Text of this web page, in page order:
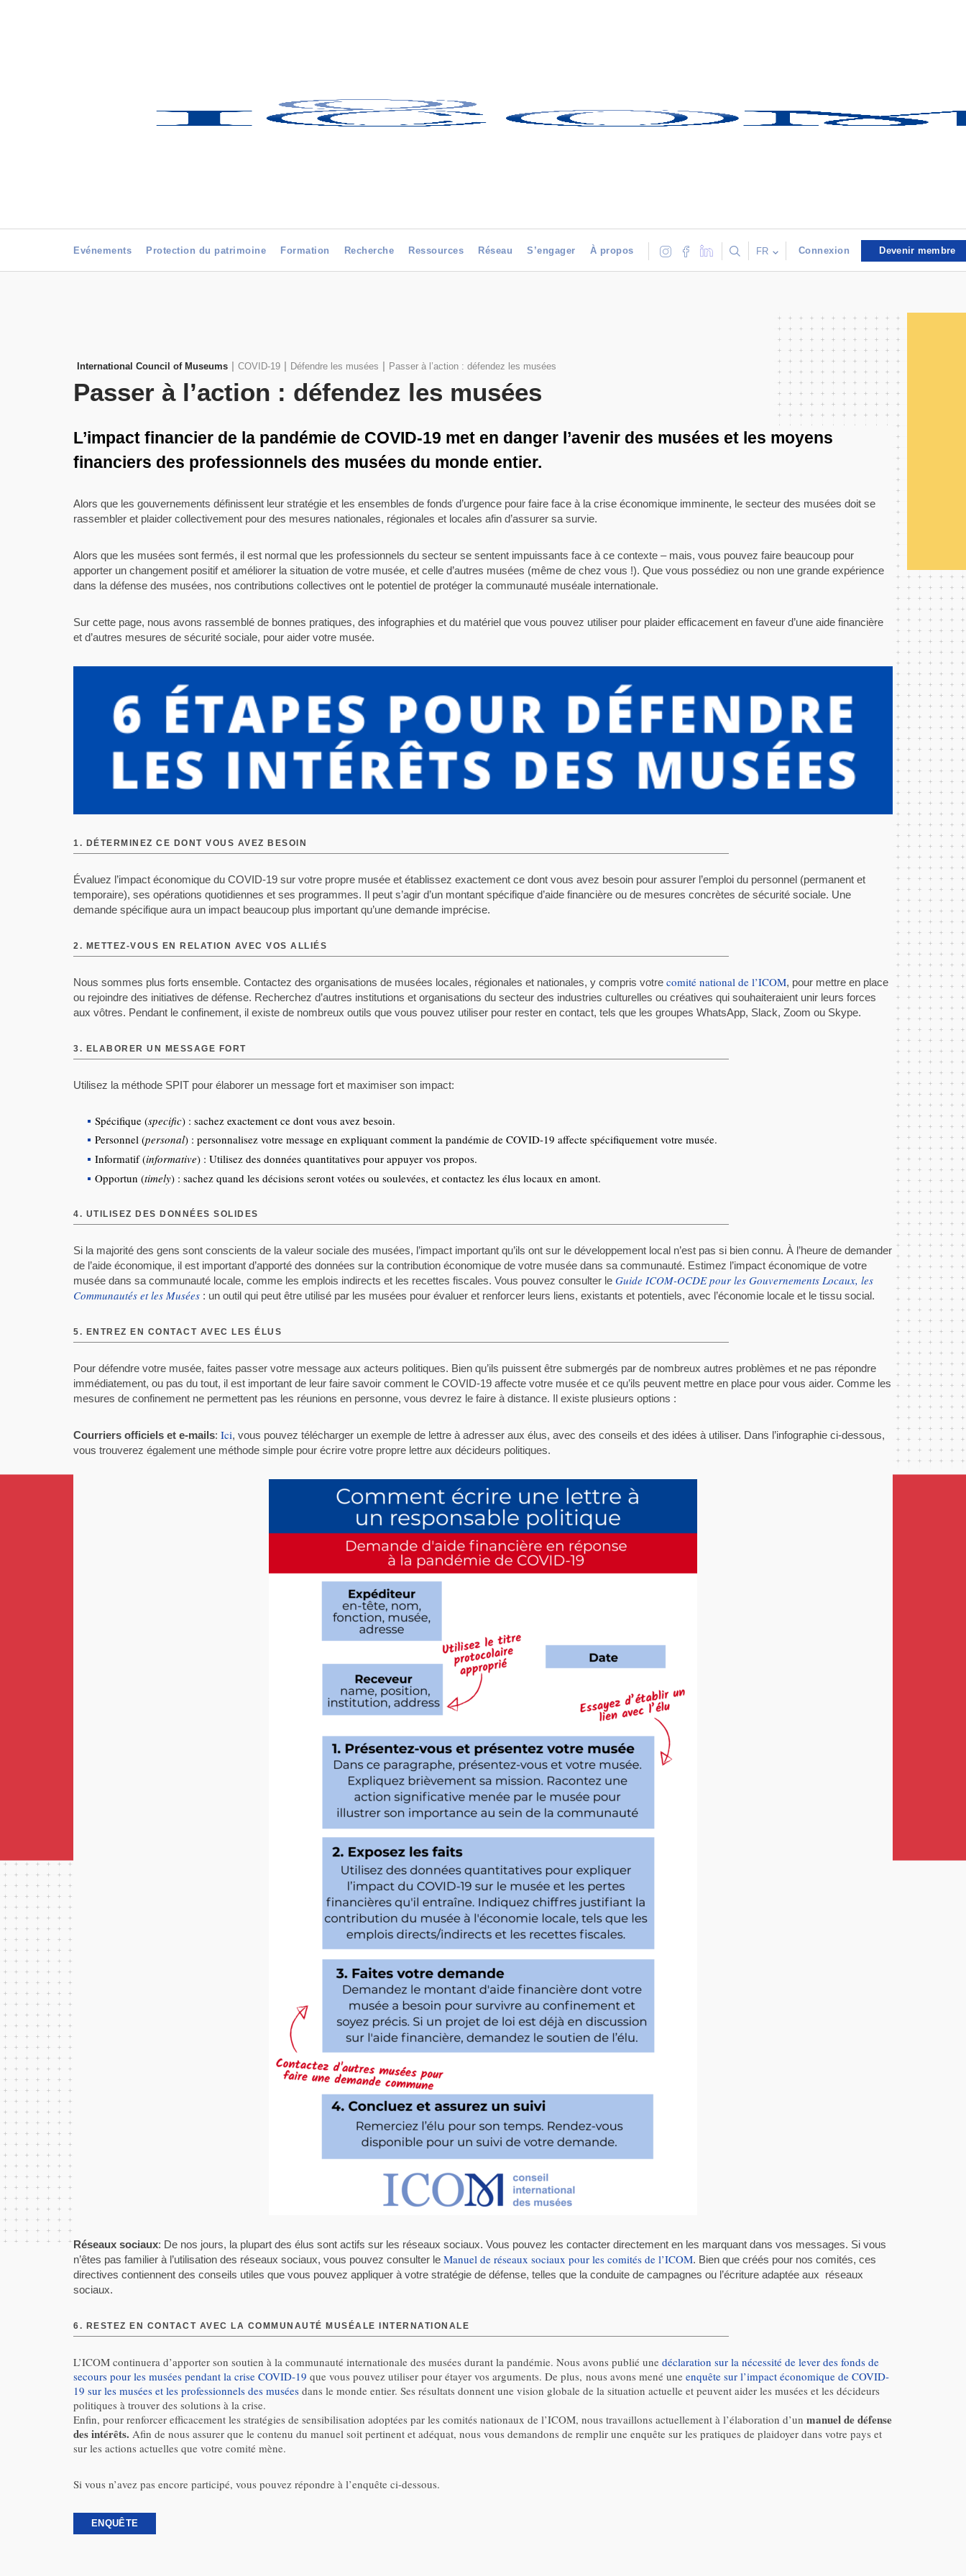
Evénements Protection du patrimoine Formation Recherche Ressources Réseau S’engager À propos FR Connexion Devenir membre
International Council of Museums | COVID-19 | Défendre les musées | Passer à l’action : défendez les musées
Passer à l’action : défendez les musées
L’impact financier de la pandémie de COVID-19 met en danger l’avenir des musées et les moyens
financiers des professionnels des musées du monde entier.
Alors que les gouvernements définissent leur stratégie et les ensembles de fonds d’urgence pour faire face à la crise économique imminente, le secteur des musées doit se
rassembler et plaider collectivement pour des mesures nationales, régionales et locales afin d’assurer sa survie.
Alors que les musées sont fermés, il est normal que les professionnels du secteur se sentent impuissants face à ce contexte – mais, vous pouvez faire beaucoup pour
apporter un changement positif et améliorer la situation de votre musée, et celle d’autres musées (même de chez vous !). Que vous possédiez ou non une grande expérience
dans la défense des musées, nos contributions collectives ont le potentiel de protéger la communauté muséale internationale.
Sur cette page, nous avons rassemblé de bonnes pratiques, des infographies et du matériel que vous pouvez utiliser pour plaider efficacement en faveur d’une aide financière
et d’autres mesures de sécurité sociale, pour aider votre musée.
1. DÉTERMINEZ CE DONT VOUS AVEZ BESOIN
Évaluez l’impact économique du COVID-19 sur votre propre musée et établissez exactement ce dont vous avez besoin pour assurer l’emploi du personnel (permanent et
temporaire), ses opérations quotidiennes et ses programmes. Il peut s’agir d’un montant spécifique d’aide financière ou de mesures concrètes de sécurité sociale. Une
demande spécifique aura un impact beaucoup plus important qu’une demande imprécise.
2. METTEZ-VOUS EN RELATION AVEC VOS ALLIÉS
Nous sommes plus forts ensemble. Contactez des organisations de musées locales, régionales et nationales, y compris votre comité national de l’ICOM, pour mettre en place
ou rejoindre des initiatives de défense. Recherchez d’autres institutions et organisations du secteur des industries culturelles ou créatives qui souhaiteraient unir leurs forces
aux vôtres. Pendant le confinement, il existe de nombreux outils que vous pouvez utiliser pour rester en contact, tels que les groupes WhatsApp, Slack, Zoom ou Skype.
3. ELABORER UN MESSAGE FORT
Utilisez la méthode SPIT pour élaborer un message fort et maximiser son impact:
Spécifique (specific) : sachez exactement ce dont vous avez besoin.
Personnel (personal) : personnalisez votre message en expliquant comment la pandémie de COVID-19 affecte spécifiquement votre musée.
Informatif (informative) : Utilisez des données quantitatives pour appuyer vos propos.
Opportun (timely) : sachez quand les décisions seront votées ou soulevées, et contactez les élus locaux en amont.
4. UTILISEZ DES DONNÉES SOLIDES
Si la majorité des gens sont conscients de la valeur sociale des musées, l’impact important qu’ils ont sur le développement local n’est pas si bien connu. À l’heure de demander
de l’aide économique, il est important d’apporté des données sur la contribution économique de votre musée dans sa communauté. Estimez l’impact économique de votre
musée dans sa communauté locale, comme les emplois indirects et les recettes fiscales. Vous pouvez consulter le Guide ICOM-OCDE pour les Gouvernements Locaux, les
Communautés et les Musées : un outil qui peut être utilisé par les musées pour évaluer et renforcer leurs liens, existants et potentiels, avec l’économie locale et le tissu social.
5. ENTREZ EN CONTACT AVEC LES ÉLUS
Pour défendre votre musée, faites passer votre message aux acteurs politiques. Bien qu’ils puissent être submergés par de nombreux autres problèmes et ne pas répondre
immédiatement, ou pas du tout, il est important de leur faire savoir comment le COVID-19 affecte votre musée et ce qu’ils peuvent mettre en place pour vous aider. Comme les
mesures de confinement ne permettent pas les réunions en personne, vous devrez le faire à distance. Il existe plusieurs options :
Courriers officiels et e-mails: Ici, vous pouvez télécharger un exemple de lettre à adresser aux élus, avec des conseils et des idées à utiliser. Dans l’infographie ci-dessous,
vous trouverez également une méthode simple pour écrire votre propre lettre aux décideurs politiques.
Réseaux sociaux: De nos jours, la plupart des élus sont actifs sur les réseaux sociaux. Vous pouvez les contacter directement en les marquant dans vos messages. Si vous
n’êtes pas familier à l’utilisation des réseaux sociaux, vous pouvez consulter le Manuel de réseaux sociaux pour les comités de l’ICOM. Bien que créés pour nos comités, ces
directives contiennent des conseils utiles que vous pouvez appliquer à votre stratégie de défense, telles que la conduite de campagnes ou l’écriture adaptée aux réseaux
sociaux.
6. RESTEZ EN CONTACT AVEC LA COMMUNAUTÉ MUSÉALE INTERNATIONALE
L’ICOM continuera d’apporter son soutien à la communauté internationale des musées durant la pandémie. Nous avons publié une déclaration sur la nécessité de lever des fonds de
secours pour les musées pendant la crise COVID-19 que vous pouvez utiliser pour étayer vos arguments. De plus, nous avons mené une enquête sur l’impact économique de COVID-
19 sur les musées et les professionnels des musées dans le monde entier. Ses résultats donnent une vision globale de la situation actuelle et peuvent aider les musées et les décideurs
politiques à trouver des solutions à la crise.
Enfin, pour renforcer efficacement les stratégies de sensibilisation adoptées par les comités nationaux de l’ICOM, nous travaillons actuellement à l’élaboration d’un manuel de défense
des intérêts. Afin de nous assurer que le contenu du manuel soit pertinent et adéquat, nous vous demandons de remplir une enquête sur les pratiques de plaidoyer dans votre pays et
sur les actions actuelles que votre comité mène.
Si vous n’avez pas encore participé, vous pouvez répondre à l’enquête ci-dessous.
ENQUÊTE